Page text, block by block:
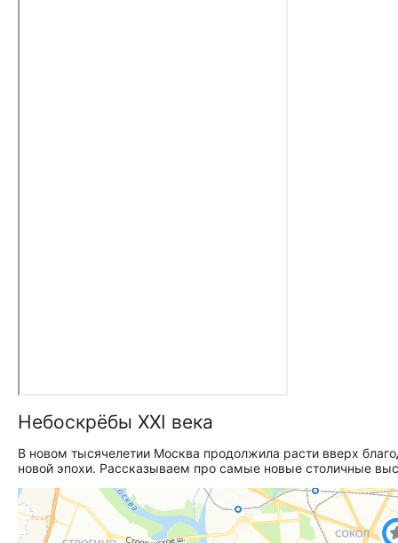
Небоскрёбы XXI века
В новом тысячелетии Москва продолжила расти вверх
новой эпохи. Рассказываем про самые новые столичные